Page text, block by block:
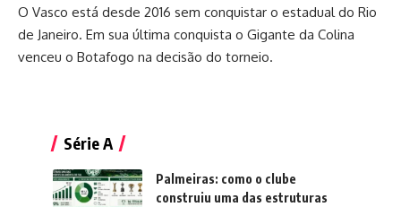
O Vasco está desde 2016 sem conquistar o estadual do Rio
de Janeiro. Em sua última conquista o Gigante da Colina
venceu o Botafogo na decisão do torneio.
Série A
Palmeiras: como o clube
construiu uma das estruturas